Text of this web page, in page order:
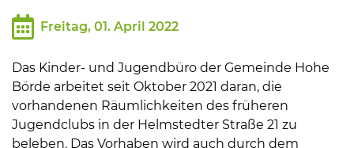
Wirtschaft, Bauen, Verkehr
Freitag, 01. April 2022
Das Kinder- und Jugendbüro der Gemeinde Hohe
Börde arbeitet seit Oktober 2021 daran, die
vorhandenen Räumlichkeiten des früheren
Jugendclubs in der Helmstedter Straße 21 zu
beleben. Das Vorhaben wird auch durch dem